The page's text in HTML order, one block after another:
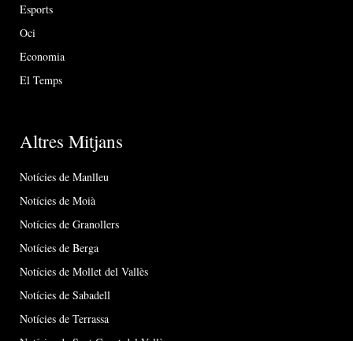
Esports
Oci
Economia
El Temps
Altres Mitjans
Notícies de Manlleu
Notícies de Moià
Notícies de Granollers
Notícies de Berga
Notícies de Mollet del Vallès
Notícies de Sabadell
Notícies de Terrassa